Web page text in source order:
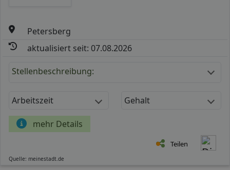
Petersberg
aktualisiert seit: 07.08.2026
Stellenbeschreibung:
Arbeitszeit Gehalt
mehr Details
Teilen
Quelle: meinestadt.de